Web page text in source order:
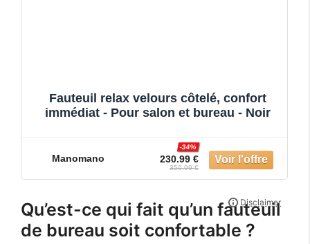
Fauteuil relax velours côtelé, confort
immédiat - Pour salon et bureau - Noir
Manomano 230.99 €
-34%
350.99 €
Qu’est-ce qui fait qu’un fauteuil
de bureau soit confortable ?